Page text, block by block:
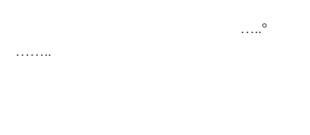
…..°
……..